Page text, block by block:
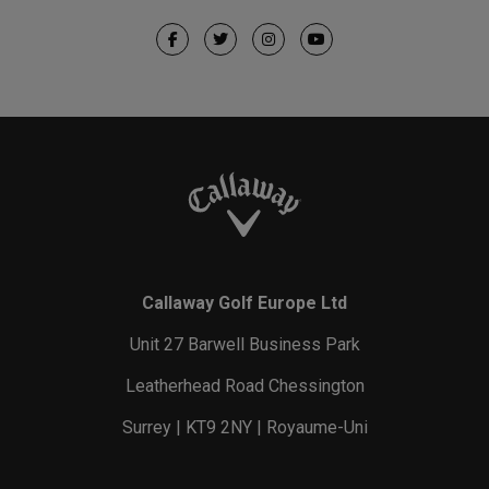
Callaway Golf Europe Ltd
Unit 27 Barwell Business Park
Leatherhead Road Chessington
Surrey | KT9 2NY | Royaume-Uni